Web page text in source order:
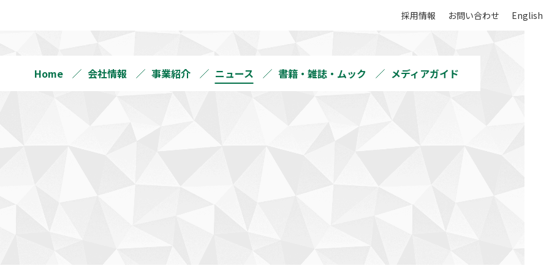
採用情報 お問い合わせ English
Home 会社情報 事業紹介 ニュース 書籍・雑誌・ムック メディアガイド